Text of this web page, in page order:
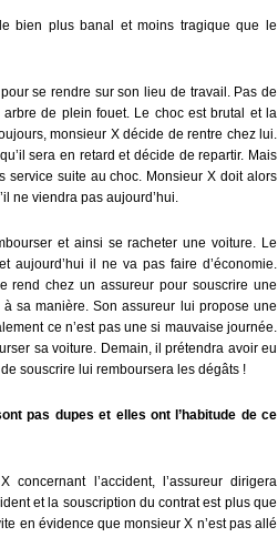
bien plus banal et moins tragique que le
se rendre sur son lieu de travail. Pas de
de plein fouet. Le choc est brutal et la
monsieur X décide de rentre chez lui.
sera en retard et décide de repartir. Mais
service suite au choc. Monsieur X doit alors
ne viendra pas aujourd’hui.
et ainsi se racheter une voiture. Le
aujourd’hui il ne va pas faire d’économie.
rend chez un assureur pour souscrire une
sa manière. Son assureur lui propose une
ce n’est pas une si mauvaise journée.
sa voiture. Demain, il prétendra avoir eu
souscrire lui remboursera les dégâts !
pas dupes et elles ont l’habitude de ce
l’accident, l’assureur dirigera
et la souscription du contrat est plus que
en évidence que monsieur X n’est pas allé